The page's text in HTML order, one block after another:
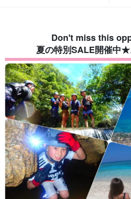
Don't miss this
夏の特別SALE開催中